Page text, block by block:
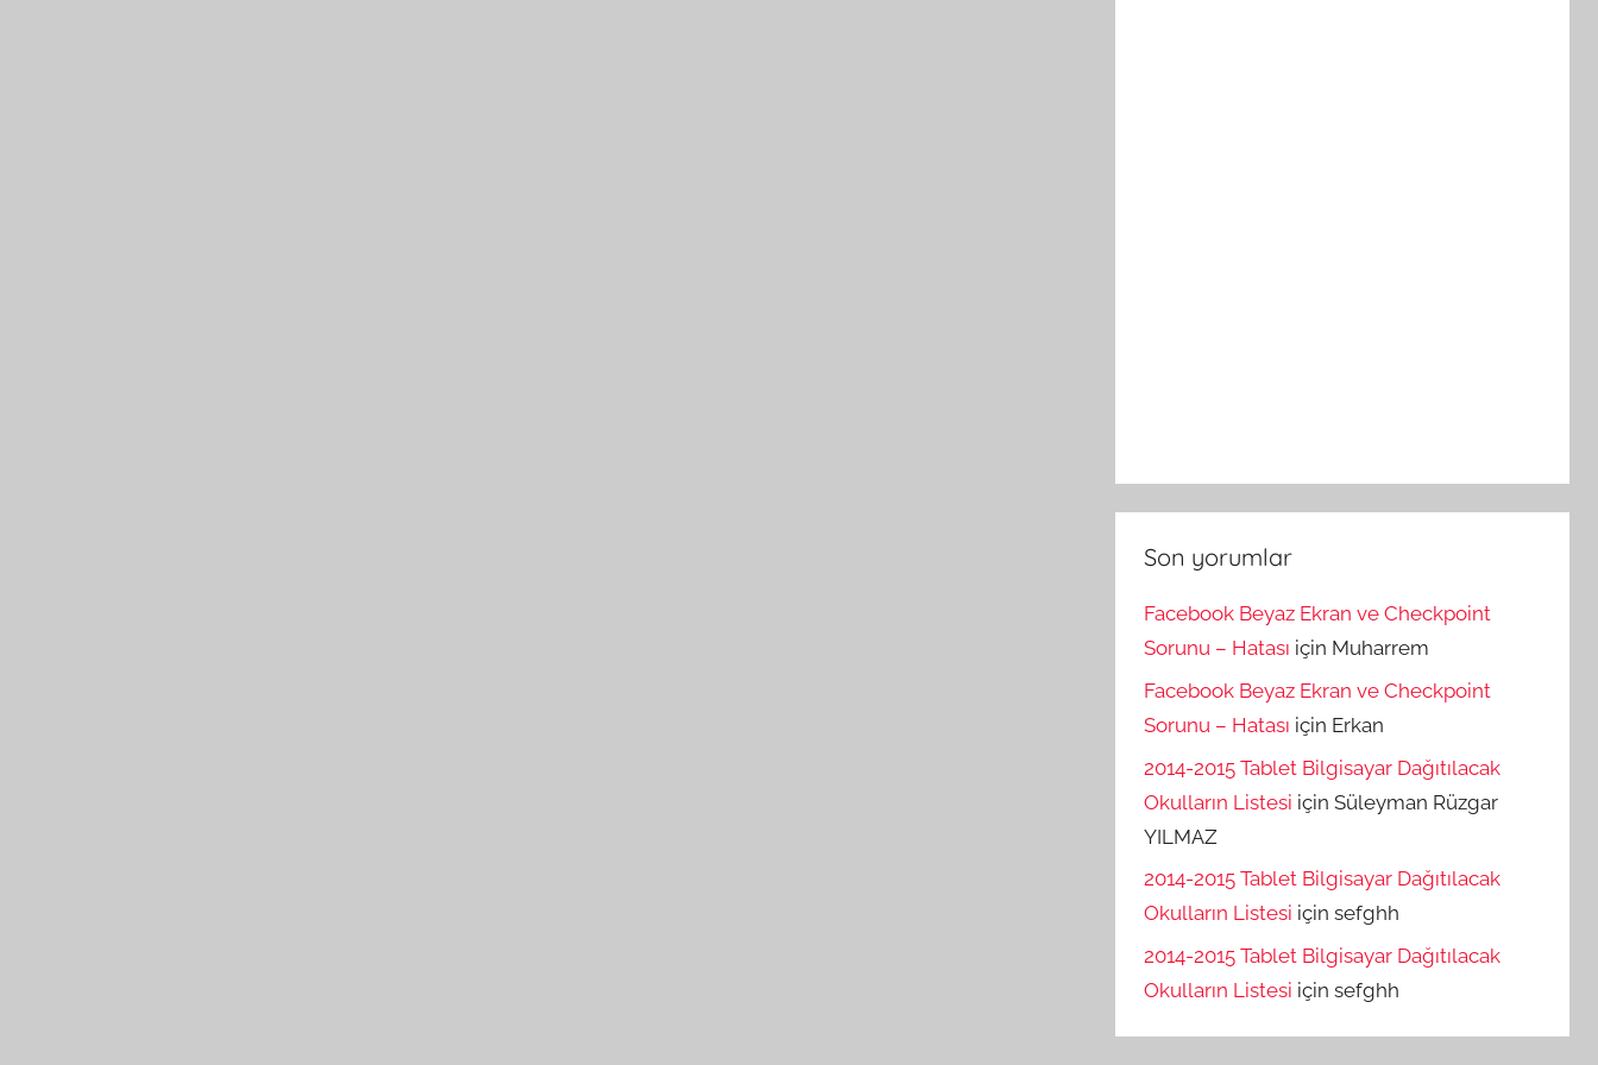
Son yorumlar
Facebook Beyaz Ekran ve Checkpoint
Sorunu – Hatası için Muharrem
Facebook Beyaz Ekran ve Checkpoint
Sorunu – Hatası için Erkan
2014-2015 Tablet Bilgisayar Dağıtılacak
Okulların Listesi içinSüleyman Rüzgar
YILMAZ
2014-2015 Tablet Bilgisayar Dağıtılacak
Okulların Listesi içinsefghh
2014-2015 Tablet Bilgisayar Dağıtılacak
Okulların Listesi içinsefghh